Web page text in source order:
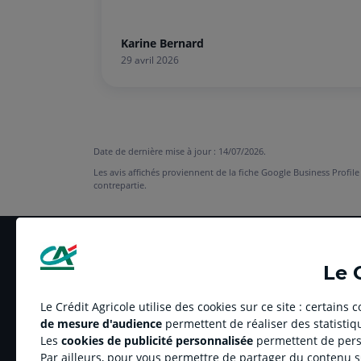
Le
Le Crédit Agricole utilise des cookies sur ce site : certains
de mesure d'audience permettent de réaliser des
Les cookies de publicité personnalisée permettent de
Par ailleurs, pour vous permettre de partager du contenu
Karine Bernard
29 avril 2026
Date de dernière mise à jour : 14/07/2026.
Les avis affichés proviennent de la fiche Google Business
contrepartie.
LE CREDIT AGRICOLE
Banque coopérative
RELATION
Réclamation et